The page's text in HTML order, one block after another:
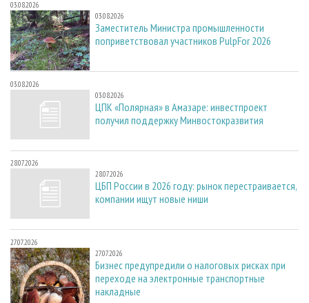
03.08.2026
03.08.2026
Заместитель Министра промышленности
поприветствовал участников PulpFor 2026
03.08.2026
03.08.2026
ЦПК «Полярная» в Амазаре: инвестпроект
получил поддержку Минвостокразвития
28.07.2026
28.07.2026
ЦБП России в 2026 году: рынок перестраивается,
компании ищут новые ниши
27.07.2026
27.07.2026
Бизнес предупредили о налоговых рисках при
переходе на электронные транспортные
накладные